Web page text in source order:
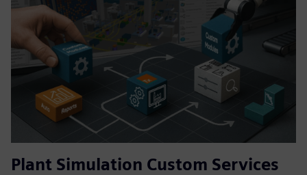
Plant Simulation Custom Services